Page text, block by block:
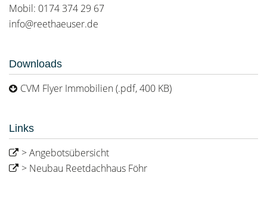
Mobil: 0174 374 29 67
info@reethaeuser.de
Downloads
CVM Flyer Immobilien (.pdf, 400 KB)
Links
> Angebotsübersicht
> Neubau Reetdachhaus Föhr